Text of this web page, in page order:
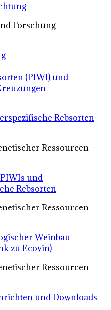
Forschung
(PIWI) und
Rebsorten
Ressourcen
und
Rebsorten
Ressourcen
Weinbau
zu Ecovin)
Ressourcen
und Downloads